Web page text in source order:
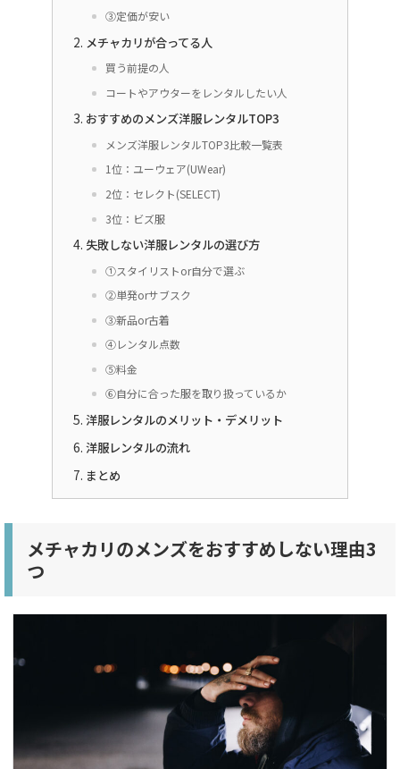
③定価が安い
メチャカリが合ってる人
買う前提の人
コートやアウターをレンタルしたい人
おすすめのメンズ洋服レンタルTOP3
メンズ洋服レンタルTOP3比較一覧表
1位：ユーウェア(UWear)
2位：セレクト(SELECT)
3位：ビズ服
失敗しない洋服レンタルの選び方
①スタイリストor自分で選ぶ
②単発orサブスク
③新品or古着
④レンタル点数
⑤料金
⑥自分に合った服を取り扱っているか
洋服レンタルのメリット・デメリット
洋服レンタルの流れ
まとめ
メチャカリのメンズをおすすめしない理由3
つ